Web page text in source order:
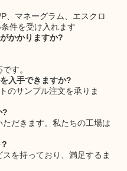
、マネーグラム、エスクロ
件を受け入れます
かかりますか?
す。
入手できますか?
のサンプル注文を承りま
?
だきます。私たちの工場は
を持っており、満足するま